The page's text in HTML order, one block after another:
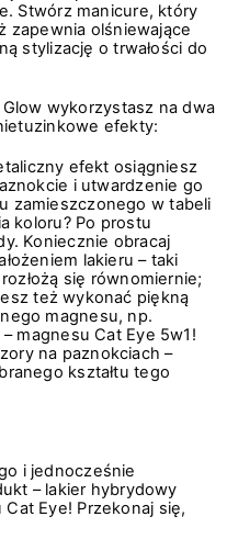
Stwórz manicure, który
zapewnia olśniewające
stylizację o trwałości do
wykorzystasz na dwa
efekty:
efekt osiągniesz
i utwardzenie go
zamieszczonego w tabeli
koloru? Po prostu
Koniecznie obracaj
lakieru – taki
się równomiernie;
też wykonać piękną
magnesu, np.
magnesu Cat Eye 5w1!
na paznokciach –
kształtu tego
i jednocześnie
– lakier hybrydowy
Eye! Przekonaj się,